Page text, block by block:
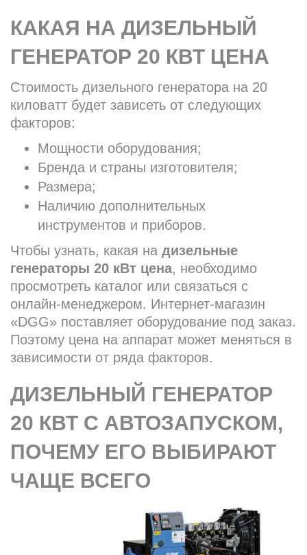
КАКАЯ НА ДИЗЕЛЬНЫЙ
ГЕНЕРАТОР 20 КВТ ЦЕНА
Стоимость дизельного генератора на 20
киловатт будет зависеть от следующих
факторов:
Мощности оборудования;
Бренда и страны изготовителя;
Размера;
Наличию дополнительных
инструментов и приборов.
Чтобы узнать, какая на дизельные
генераторы 20 кВт цена, необходимо
просмотреть каталог или связаться с
онлайн-менеджером. Интернет-магазин
«DGG» поставляет оборудование под заказ.
Поэтому цена на аппарат может меняться в
зависимости от ряда факторов.
ДИЗЕЛЬНЫЙ ГЕНЕРАТОР
20 КВТ С АВТОЗАПУСКОМ,
ПОЧЕМУ ЕГО ВЫБИРАЮТ
ЧАЩЕ ВСЕГО